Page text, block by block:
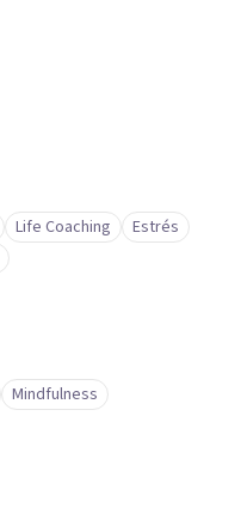
Life Coaching
Estrés
Mindfulness